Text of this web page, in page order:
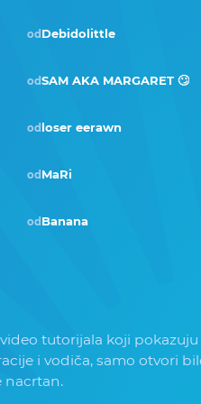
od Debidolittle
odSAM AKA MARGARET 🙄
Pobjednik · pro 2019
od loser eerawn
od MaRi
od Banana
tutorijala koji pokazuju
i vodiča, samo otvori
nacrtan.